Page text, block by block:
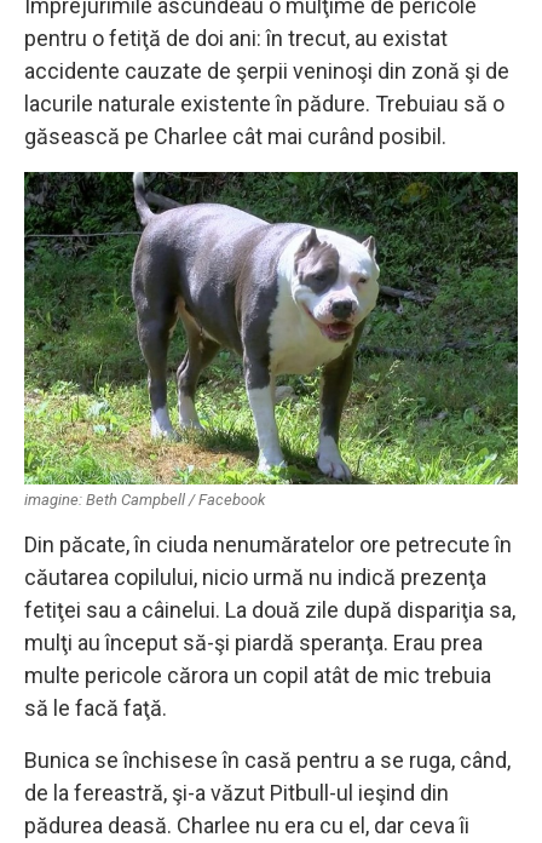
Împrejurimile ascundeau o mulţime de pericole
pentru o fetiţă de doi ani: în trecut, au existat
accidente cauzate de şerpii veninoşi din zonă şi de
lacurile naturale existente în pădure. Trebuiau să o
găsească pe Charlee cât mai curând posibil.
imagine: Beth Campbell / Facebook
Din păcate, în ciuda nenumăratelor ore petrecute în
căutarea copilului, nicio urmă nu indică prezenţa
fetiţei sau a câinelui. La două zile după dispariţia sa,
mulţi au început să-şi piardă speranţa. Erau prea
multe pericole cărora un copil atât de mic trebuia
să le facă faţă.
Bunica se închisese în casă pentru a se ruga, când,
de la fereastră, şi-a văzut Pitbull-ul ieşind din
pădurea deasă. Charlee nu era cu el, dar ceva îi